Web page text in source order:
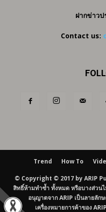
ฝากข่าว
Contact us:
Trend How To
© Copyright © 2017 by ARIP
สิทธิ์ห้ามทำซ้ำ ทั้งหมด หรือบางส่วน
อนุญาตจาก ARIP เป็นลายลัก
เครื่องหมายการค้าของ